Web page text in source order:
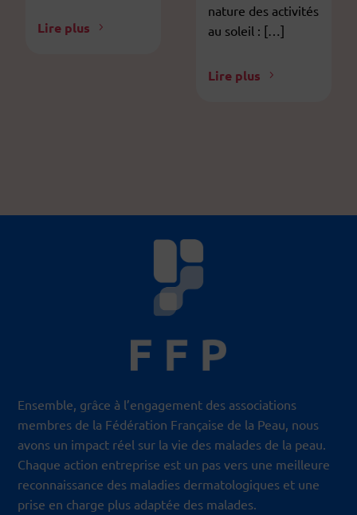
Lire plus
nature des activités
au soleil : […]
Lire plus
Ensemble, grâce à l’engagement des associations
membres de la Fédération Française de la Peau, nous
avons un impact réel sur la vie des malades de la peau.
Chaque action entreprise est un pas vers une meilleure
reconnaissance des maladies dermatologiques et une
prise en charge plus adaptée des malades.